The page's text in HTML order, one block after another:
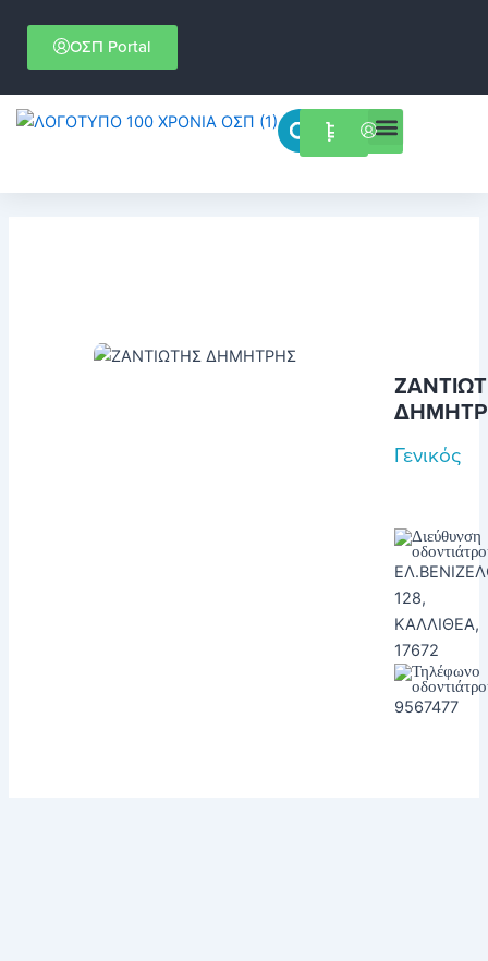
περιεχόμενο
ΟΣΠ Portal
Menu
Γενικός
128,
ΚΑΛΛΙΘΕΑ,
17672
9567477